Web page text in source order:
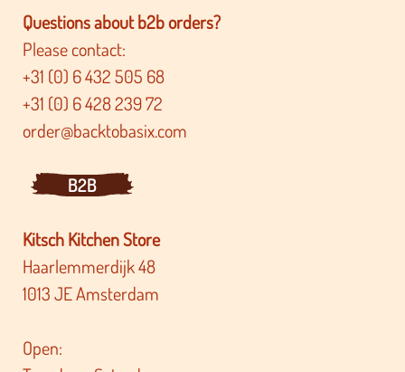
Questions about b2b orders?
Please contact:
+31 (0) 6 432 505 68
+31 (0) 6 428 239 72
order@backtobasix.com
B2B
Kitsch Kitchen Store
Haarlemmerdijk 48
1013 JE Amsterdam
Open: